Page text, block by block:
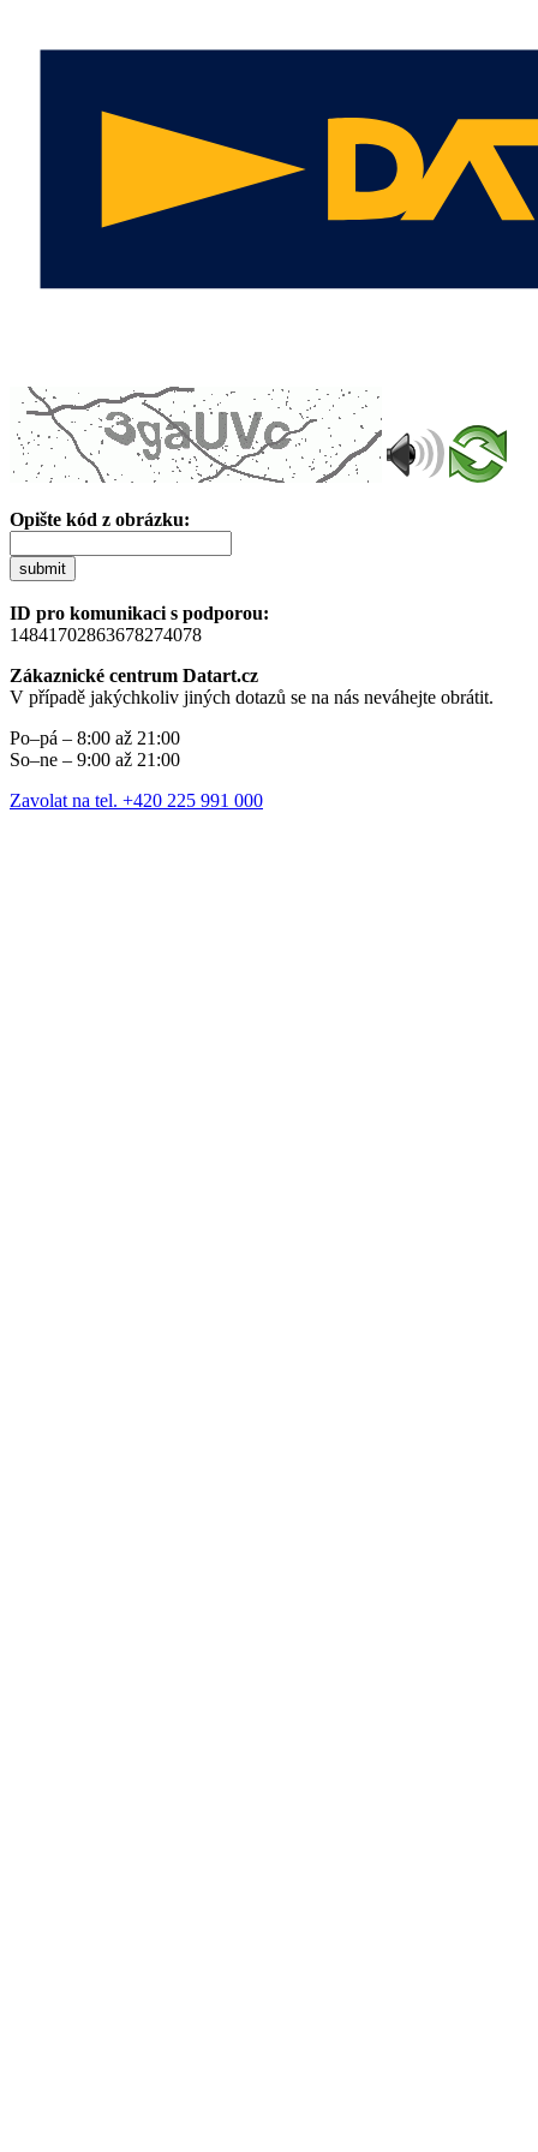
Opište kód z obrázku:
submit
ID pro komunikaci s podporou:
14841702863678274078
Zákaznické centrum Datart.cz
V případě jakýchkoliv jiných dotazů se na nás neváhejte obrátit.
Po–pá – 8:00 až 21:00
So–ne – 9:00 až 21:00
Zavolat na tel. +420 225 991 000